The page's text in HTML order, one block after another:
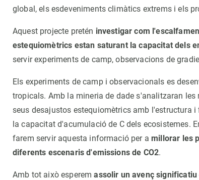
global, els esdeveniments climàtics extrems i els
Aquest projecte pretén investigar com
estequiomètrics estan saturant la capacitat dels
servir experiments de camp, observacions de
Els experiments de camp i observacionals es
tropicals. Amb la mineria de dade s'analitzaran
seus desajustos estequiomètrics amb
la capacitat d'acumulació de C dels ecosistemes.
farem servir aquesta informació per amillorar les
diferents escenaris d'emissions de CO2.
Amb tot això esperemassolir un avenç